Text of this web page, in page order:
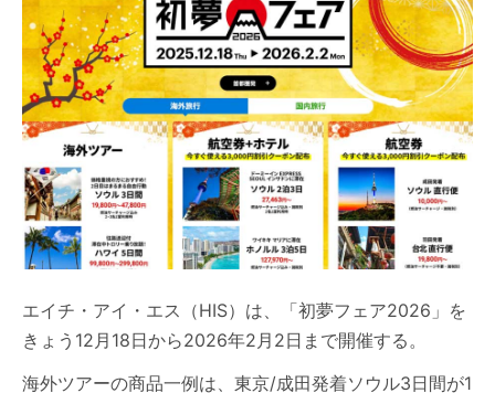
エイチ・アイ・エス（HIS）は、「初夢フェア2026」を
きょう12月18日から2026年2月2日まで開催する。
海外ツアーの商品一例は、東京/成田発着ソウル3日間が1